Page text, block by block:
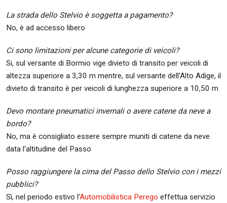
La strada dello Stelvio è soggetta a pagamento?
No, è ad accesso libero
Ci sono limitazioni per alcune categorie di veicoli?
Si, sul versante di Bormio vige divieto di transito per veicoli di
altezza superiore a 3,30 m mentre, sul versante dell’Alto Adige, il
divieto di transito è per veicoli di lunghezza superiore a 10,50 m
Devo montare pneumatici invernali o avere catene da neve a
bordo?
No, ma è consigliato essere sempre muniti di catene da neve
data l'altitudine del Passo
Posso raggiungere la cima del Passo dello Stelvio con i mezzi
pubblici?
Sì, nel periodo estivo l'Automobilistica Perego effettua servizio